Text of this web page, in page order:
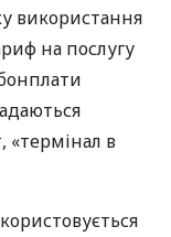
використання
на послугу
«термінал в